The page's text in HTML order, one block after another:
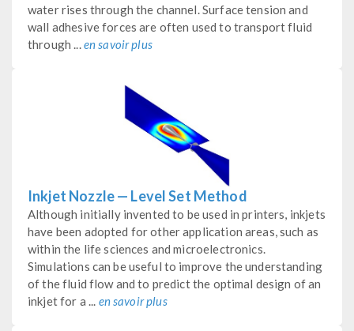
water rises through the channel. Surface tension and
wall adhesive forces are often used to transport fluid
through ...en savoir plus
Inkjet Nozzle — Level Set Method
Although initially invented to be used in printers, inkjets
have been adopted for other application areas, such as
within the life sciences and microelectronics.
Simulations can be useful to improve the understanding
of the fluid flow and to predict the optimal design of an
inkjet for a ... en savoir plus